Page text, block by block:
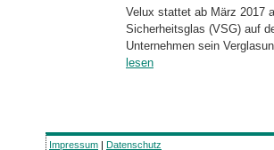
Velux stattet ab März 2017
Sicherheitsglas (VSG) auf
Unternehmen sein
lesen
Impressum | Datenschutz